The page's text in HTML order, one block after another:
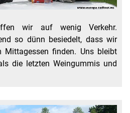
wir auf wenig Verkehr.
so dünn besiedelt, dass wir
Mittagessen finden. Uns bleibt
die letzten Weingummis und